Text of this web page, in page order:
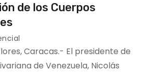
de los Cuerpos
Caracas.- El presidente de
de Venezuela, Nicolás